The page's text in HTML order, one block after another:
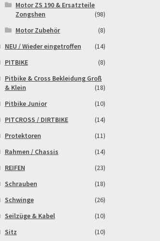
Motor ZS 190 & Ersatzteile
Zongshen
(98)
Motor Zubehör
(8)
NEU / Wieder eingetroffen
(14)
PITBIKE
(8)
Pitbike & Cross Bekleidung Groß
& Klein
(18)
Pitbike Junior
(10)
PITCROSS / DIRTBIKE
(14)
Protektoren
(11)
Rahmen / Chassis
(14)
REIFEN
(23)
Schrauben
(18)
Schwinge
(26)
Seilzüge & Kabel
(10)
Sitz
(10)